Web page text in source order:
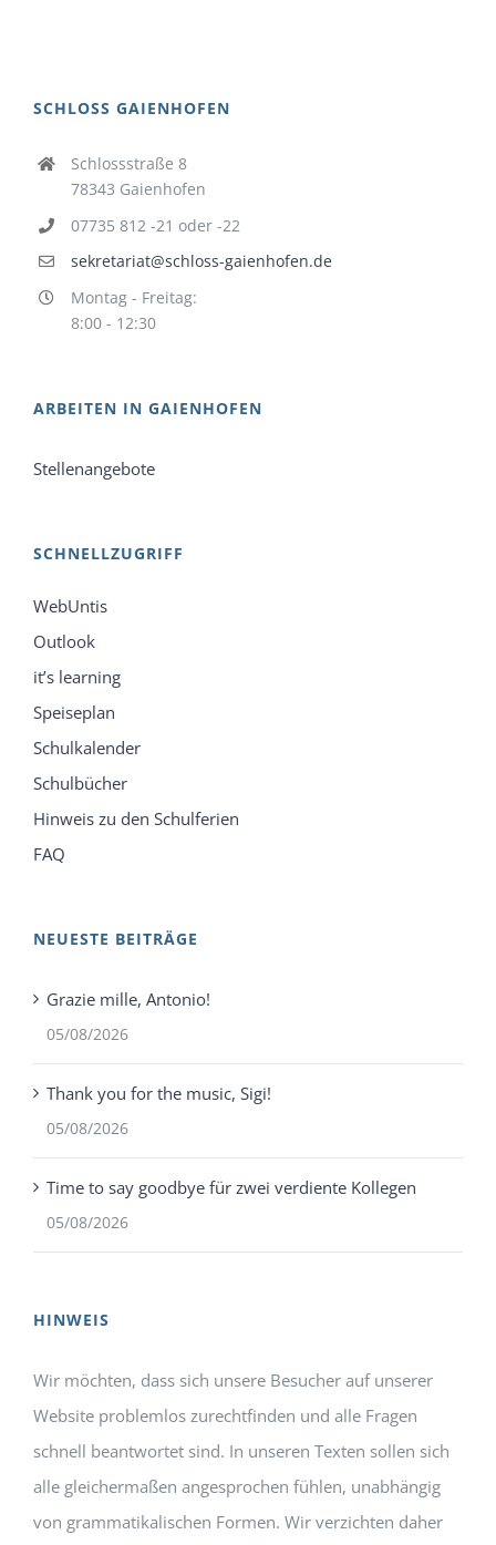
SCHLOSS GAIENHOFEN
Schlossstraße 8
78343 Gaienhofen
07735 812 -21 oder -22
sekretariat@schloss-gaienhofen.de
Montag - Freitag:
8:00 - 12:30
ARBEITEN IN GAIENHOFEN
Stellenangebote
SCHNELLZUGRIFF
WebUntis
Outlook
it’s learning
Speiseplan
Schulkalender
Schulbücher
Hinweis zu den Schulferien
FAQ
NEUESTE BEITRÄGE
Grazie mille, Antonio!
05/08/2026
Thank you for the music, Sigi!
05/08/2026
Time to say goodbye für zwei verdiente Kollegen
05/08/2026
HINWEIS
Wir möchten, dass sich unsere Besucher auf unserer
Website problemlos zurechtfinden und alle Fragen
schnell beantwortet sind. In unseren Texten sollen sich
alle gleichermaßen angesprochen fühlen, unabhängig
von grammatikalischen Formen. Wir verzichten daher